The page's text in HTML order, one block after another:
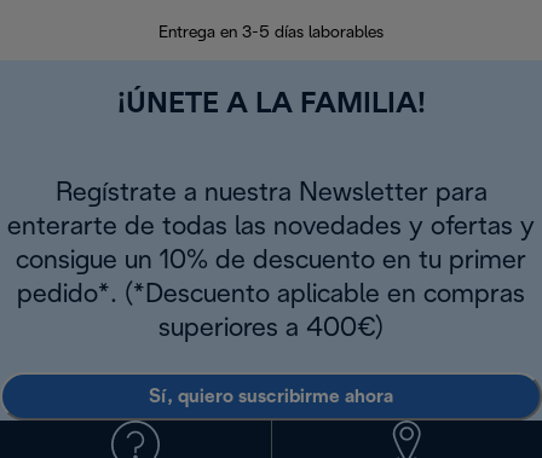
Entrega en 3-5 días laborables
¡ÚNETE A LA FAMILIA!
Regístrate a nuestra Newsletter para
enterarte de todas las novedades y ofertas y
consigue un 10% de descuento en tu primer
pedido*. (*Descuento aplicable en compras
superiores a 400€)
Sí, quiero suscribirme ahora